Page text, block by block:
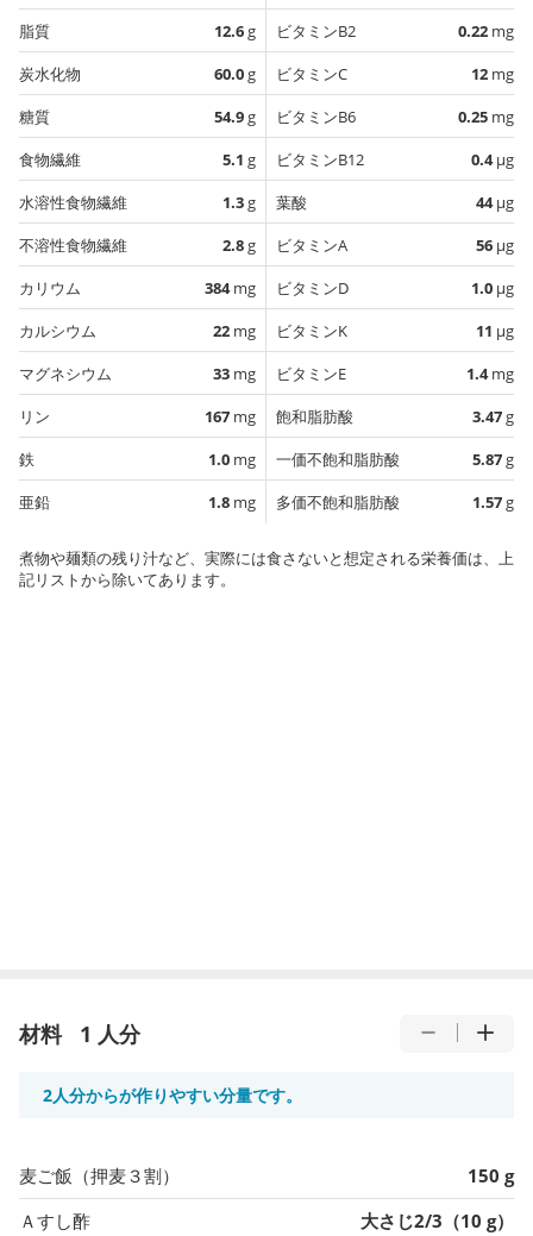
脂質
12.6g
炭水化物
60.0g
糖質
54.9g
食物繊維
5.1 g
水溶性食物繊維
1.3g
不溶性食物繊維
2.8g
カリウム
384mg
カルシウム
22 mg
マグネシウム
33 mg
リン
167 mg
鉄
1.0 mg
亜鉛
1.8 mg
ビタミンB2
0.22 mg
ビタミンC
12 mg
ビタミンB6
0.25 mg
ビタミンB12
0.4µg
葉酸
44µg
ビタミンA
56 µg
ビタミンD
1.0 µg
ビタミンK
11 µg
ビタミンE
1.4mg
飽和脂肪酸
3.47g
一価不飽和脂肪酸
5.87g
多価不飽和脂肪酸
1.57g
煮物や麺類の残り汁など、実際には食さないと想定される栄養価は、上
記リストから除いてあります。
材料 1 人分
2人分からが作りやすい分量です。
麦ご飯（押麦３割）
150 g
Ａすし酢
大さじ2/3（10 g）